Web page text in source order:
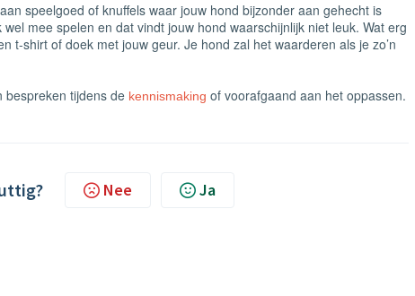
speelgoed of knuffels waar jouw hond bijzonder aan gehecht is
mee spelen en dat vindt jouw hond waarschijnlijk niet leuk. Wat erg
t-shirt of doek met jouw geur. Je hond zal het waarderen als je zo’n
bespreken tijdens de kennismaking of voorafgaand aan het oppassen.
Nee Ja